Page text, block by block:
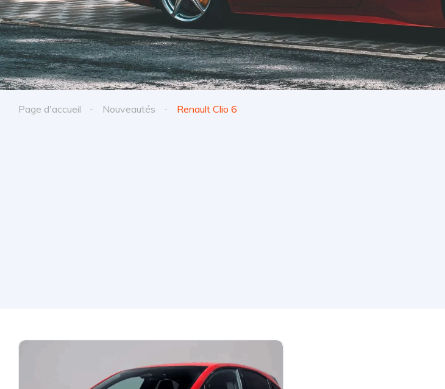
Page d'accueil Nouveautés Renault Clio 6